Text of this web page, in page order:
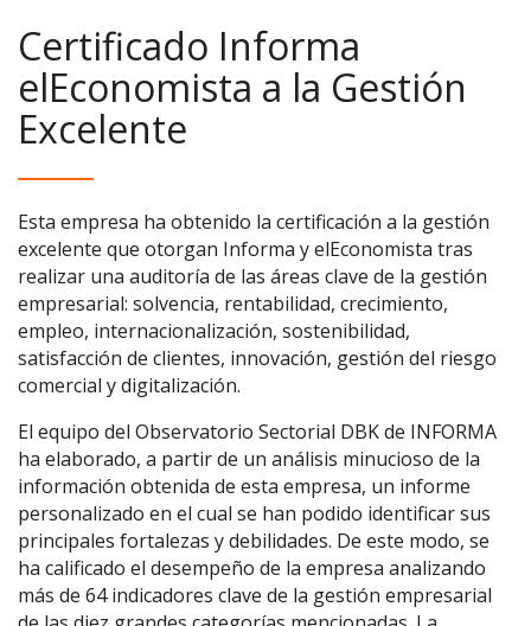
Certificado Informa
elEconomista a la Gestión
Excelente
Esta empresa ha obtenido la certificación a la gestión
excelente que otorgan Informa y elEconomista tras
realizar una auditoría de las áreas clave de la gestión
empresarial: solvencia, rentabilidad, crecimiento,
empleo, internacionalización, sostenibilidad,
satisfacción de clientes, innovación, gestión del riesgo
comercial y digitalización.
El equipo del Observatorio Sectorial DBK de INFORMA
ha elaborado, a partir de un análisis minucioso de la
información obtenida de esta empresa, un informe
personalizado en el cual se han podido identificar sus
principales fortalezas y debilidades. De este modo, se
ha calificado el desempeño de la empresa analizando
más de 64 indicadores clave de la gestión empresarial